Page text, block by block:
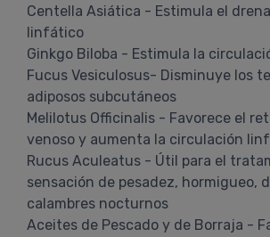
Centella Asiática - Estimula el
linfático
Ginkgo Biloba - Estimula la
Fucus Vesiculosus- Disminuye los
adiposos subcutáneos
Melilotus Officinalis - Favorece el
venoso y aumenta la circulación
Rucus Aculeatus - Útil para el
sensación de pesadez, hormigueo,
calambres nocturnos
Aceites de Pescado y de Borraja -